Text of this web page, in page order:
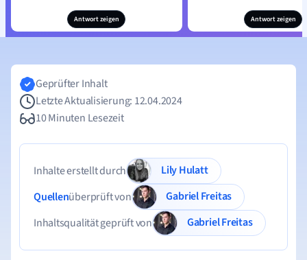
Antwort zeigen Antwort zeigen
Geprüfter Inhalt
Letzte Aktualisierung: 12.04.2024
10 Minuten Lesezeit
Inhalte erstellt durch
Lily Hulatt
Quellenüberprüft von
Gabriel Freitas
Inhaltsqualität geprüft von
Gabriel Freitas